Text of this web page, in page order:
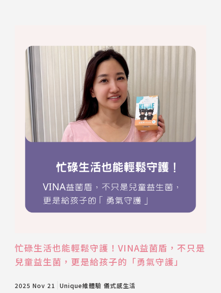
忙碌生活也能輕鬆守護！VINA益菌盾，不只是
兒童益生菌，更是給孩子的「勇氣守護」
2025 Nov 21 Unique維體驗 儀式感生活